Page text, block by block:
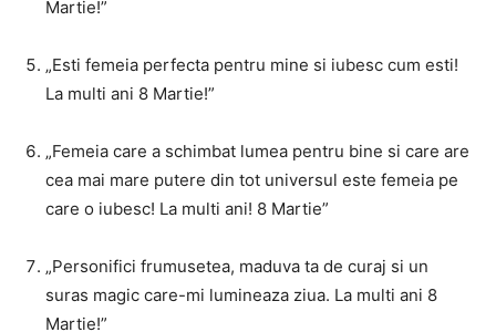
Martie!”
„Esti femeia perfecta pentru mine si iubesc cum esti!
La multi ani 8 Martie!”
„Femeia care a schimbat lumea pentru bine si care are
cea mai mare putere din tot universul este femeia pe
care o iubesc! La multi ani! 8 Martie”
„Personifici frumusetea, maduva ta de curaj si un
suras magic care-mi lumineaza ziua. La multi ani 8
Martie!”